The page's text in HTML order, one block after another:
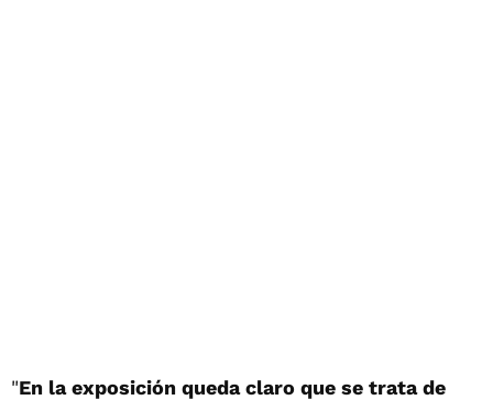
"En la exposición queda claro que se trata de